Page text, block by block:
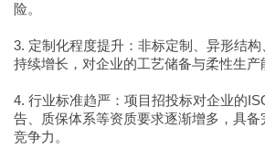
险。
3. 定制化程度提升：非标定制、异形结
持续增长，对企业的工艺储备与柔性生产
4. 行业标准趋严：项目招投标对企业的
告、质保体系等资质要求逐渐增多，具
竞争力。